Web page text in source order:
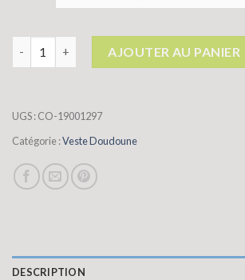
AJOUTER AU PANIER
UGS :CO-19001297
Catégorie :Veste Doudoune
DESCRIPTION